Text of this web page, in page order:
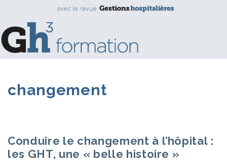
changement
Conduire le changement à l’hôpital :
les GHT, une « belle histoire »